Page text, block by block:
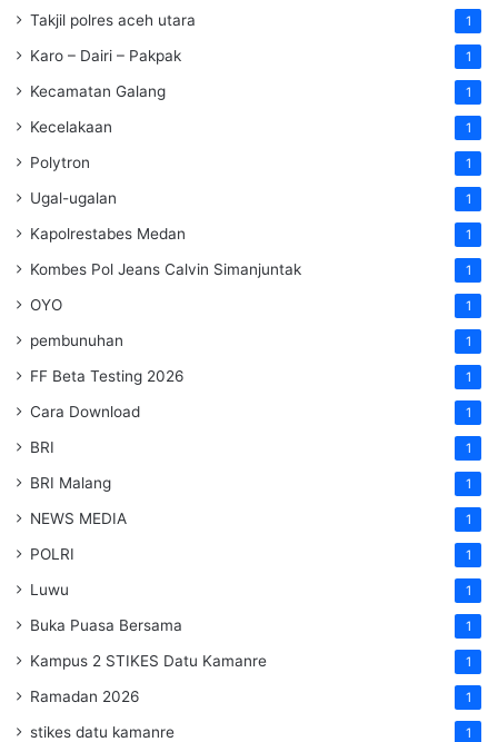
Takjil polres aceh utara 1
Karo – Dairi – Pakpak 1
Kecamatan Galang 1
Kecelakaan 1
Polytron 1
Ugal-ugalan 1
Kapolrestabes Medan 1
Kombes Pol Jeans Calvin Simanjuntak 1
OYO 1
pembunuhan 1
FF Beta Testing 2026 1
Cara Download 1
BRI 1
BRI Malang 1
NEWS MEDIA 1
POLRI 1
Luwu 1
Buka Puasa Bersama 1
Kampus 2 STIKES Datu Kamanre 1
Ramadan 2026 1
stikes datu kamanre 1